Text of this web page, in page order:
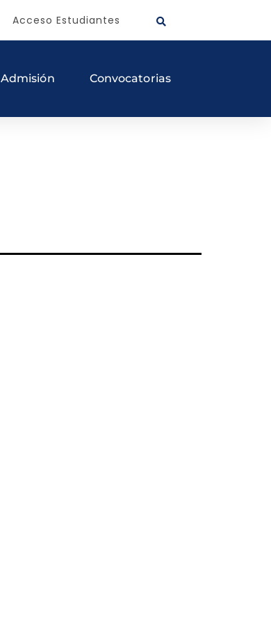
Acceso Estudiantes
Admisión Convocatorias